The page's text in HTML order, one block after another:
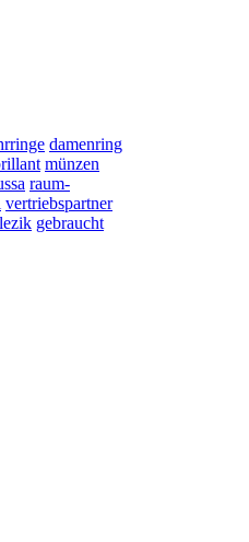
damenring
münzen
raum-
vertriebspartner
gebraucht